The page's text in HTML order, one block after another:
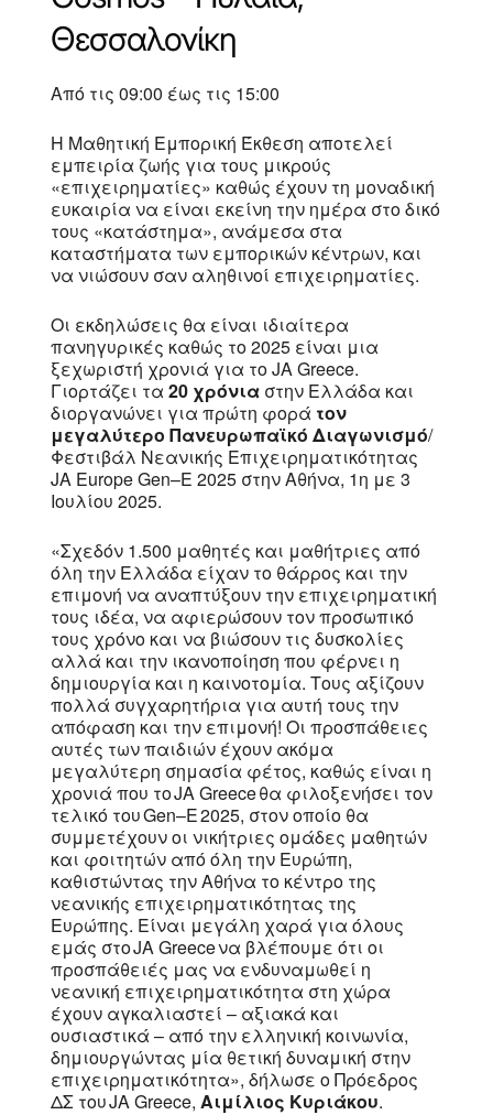
Θεσσαλονίκη
Από τις 09:00 έως τις 15:00
Η Μαθητική Εμπορική Έκθεση αποτελεί
εμπειρία ζωής για τους μικρούς
«επιχειρηματίες» καθώς έχουν τη μοναδική
ευκαιρία να είναι εκείνη την ημέρα στο δικό
τους «κατάστημα», ανάμεσα στα
καταστήματα των εμπορικών κέντρων, και
να νιώσουν σαν αληθινοί επιχειρηματίες.
Οι εκδηλώσεις θα είναι ιδιαίτερα
πανηγυρικές καθώς το 2025 είναι μια
ξεχωριστή χρονιά για το JA Greece.
Γιορτάζει τα20 χρόνια στην Ελλάδα και
διοργανώνει για πρώτη φορά τον
μεγαλύτερο Πανευρωπαϊκό Διαγωνισμό/
Φεστιβάλ Νεανικής Επιχειρηματικότητας
JA Europe Gen–E 2025 στην Αθήνα, 1η με 3
Ιουλίου 2025.
«Σχεδόν 1.500 μαθητές και μαθήτριες από
όλη την Ελλάδα είχαν το θάρρος και την
επιμονή να αναπτύξουν την επιχειρηματική
τους ιδέα, να αφιερώσουν τον προσωπικό
τους χρόνο και να βιώσουν τις δυσκολίες
αλλά και την ικανοποίηση που φέρνει η
δημιουργία και η καινοτομία. Τους αξίζουν
πολλά συγχαρητήρια για αυτή τους την
απόφαση και την επιμονή! Οι προσπάθειες
αυτές των παιδιών έχουν ακόμα
μεγαλύτερη σημασία φέτος, καθώς είναι η
χρονιά που το JA Greece θα φιλοξενήσει τον
τελικό του Gen–E 2025, στον οποίο θα
συμμετέχουν οι νικήτριες ομάδες μαθητών
και φοιτητών από όλη την Ευρώπη,
καθιστώντας την Αθήνα το κέντρο της
νεανικής επιχειρηματικότητας της
Ευρώπης. Είναι μεγάλη χαρά για όλους
εμάς στο JA Greece να βλέπουμε ότι οι
προσπάθειές μας να ενδυναμωθεί η
νεανική επιχειρηματικότητα στη χώρα
έχουν αγκαλιαστεί – αξιακά και
ουσιαστικά – από την ελληνική κοινωνία,
δημιουργώντας μία θετική δυναμική στην
επιχειρηματικότητα», δήλωσε ο Πρόεδρος
ΔΣ του JA Greece,Αιμίλιος Κυριάκου.